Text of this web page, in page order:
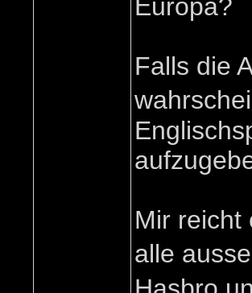
Europa?
Falls die
Mir reicht
alle